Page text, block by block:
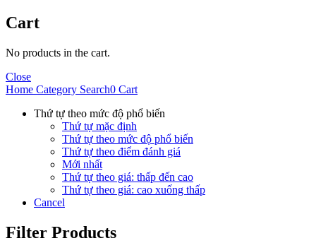
Cart
No products in the cart.
Close
Home Category Search0 Cart
Thứ tự theo mức độ phổ biến
Thứ tự mặc định
Thứ tự theo mức độ phổ biến
Thứ tự theo điểm đánh giá
Mới nhất
Thứ tự theo giá: thấp đến cao
Thứ tự theo giá: cao xuống thấp
Cancel
Filter Products